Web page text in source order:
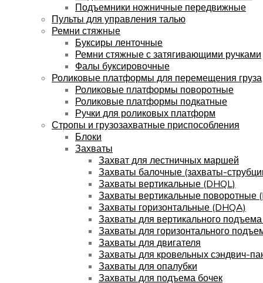
Подъемники ножничные передвижные
Пульты для управления талью
Ремни стяжные
Буксиры ленточные
Ремни стяжные с затягивающими ручками
Фалы буксировочные
Роликовые платформы для перемещения груза
Роликовые платформы поворотные
Роликовые платформы подкатные
Ручки для роликовых платформ
Стропы и грузозахватные приспособления
Блоки
Захваты
Захват для лестничных маршей
Захваты балочные (захваты-
Захваты вертикальные (DHQL)
Захваты вертикальные поворотные
Захваты горизонтальные (DHQA)
Захваты для вертикального
Захваты для горизонтального
Захваты для двигателя
Захваты для кровельных сэндвич-
Захваты для опалубки
Захваты для подъема бочек